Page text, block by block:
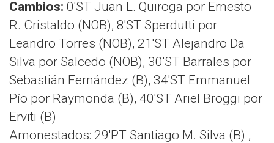
Cambios: 0'ST Juan L. Quiroga por Ernesto
R. Cristaldo (NOB), 8'ST Sperdutti por
Leandro Torres (NOB), 21'ST Alejandro Da
Silva por Salcedo (NOB), 30'ST Barrales por
Sebastián Fernández (B), 34'ST Emmanuel
Pío por Raymonda (B), 40'ST Ariel Broggi por
Erviti (B)
Amonestados: 29'PT Santiago M. Silva (B) ,